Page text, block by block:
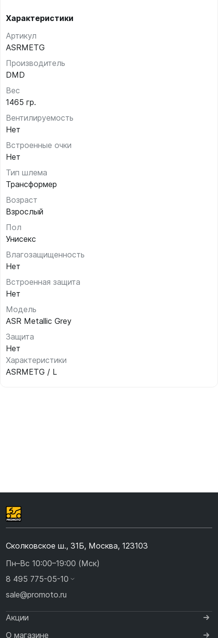
Характеристики
Артикул
ASRMETG
Производитель
DMD
Вес
1465 гр.
Вентилируемость
Нет
Встроенные очки
Нет
Тип шлема
Трансформер
Возраст
Взрослый
Пол
Унисекс
Влагозащищенность
Нет
Встроенная защита
Нет
Модель
ASR Metallic Grey
Защита
Нет
Характеристики
ASRMETG / L
Сколковское ш., 31Б, Москва, 123103
Пн–Вс 10:00–19:00 (Мск)
8 495 775-05-10
sale@promoto.ru
Акции
О магазине